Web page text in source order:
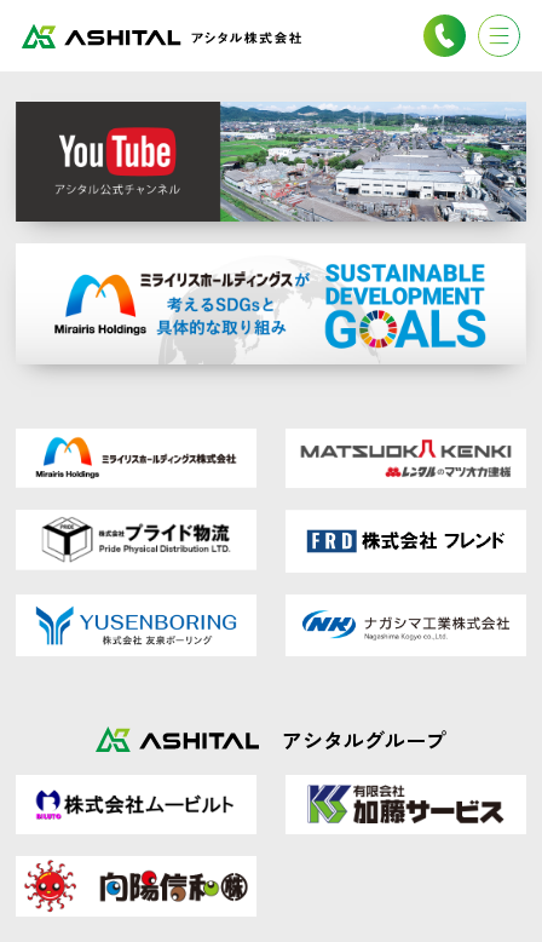
アシタルグループ